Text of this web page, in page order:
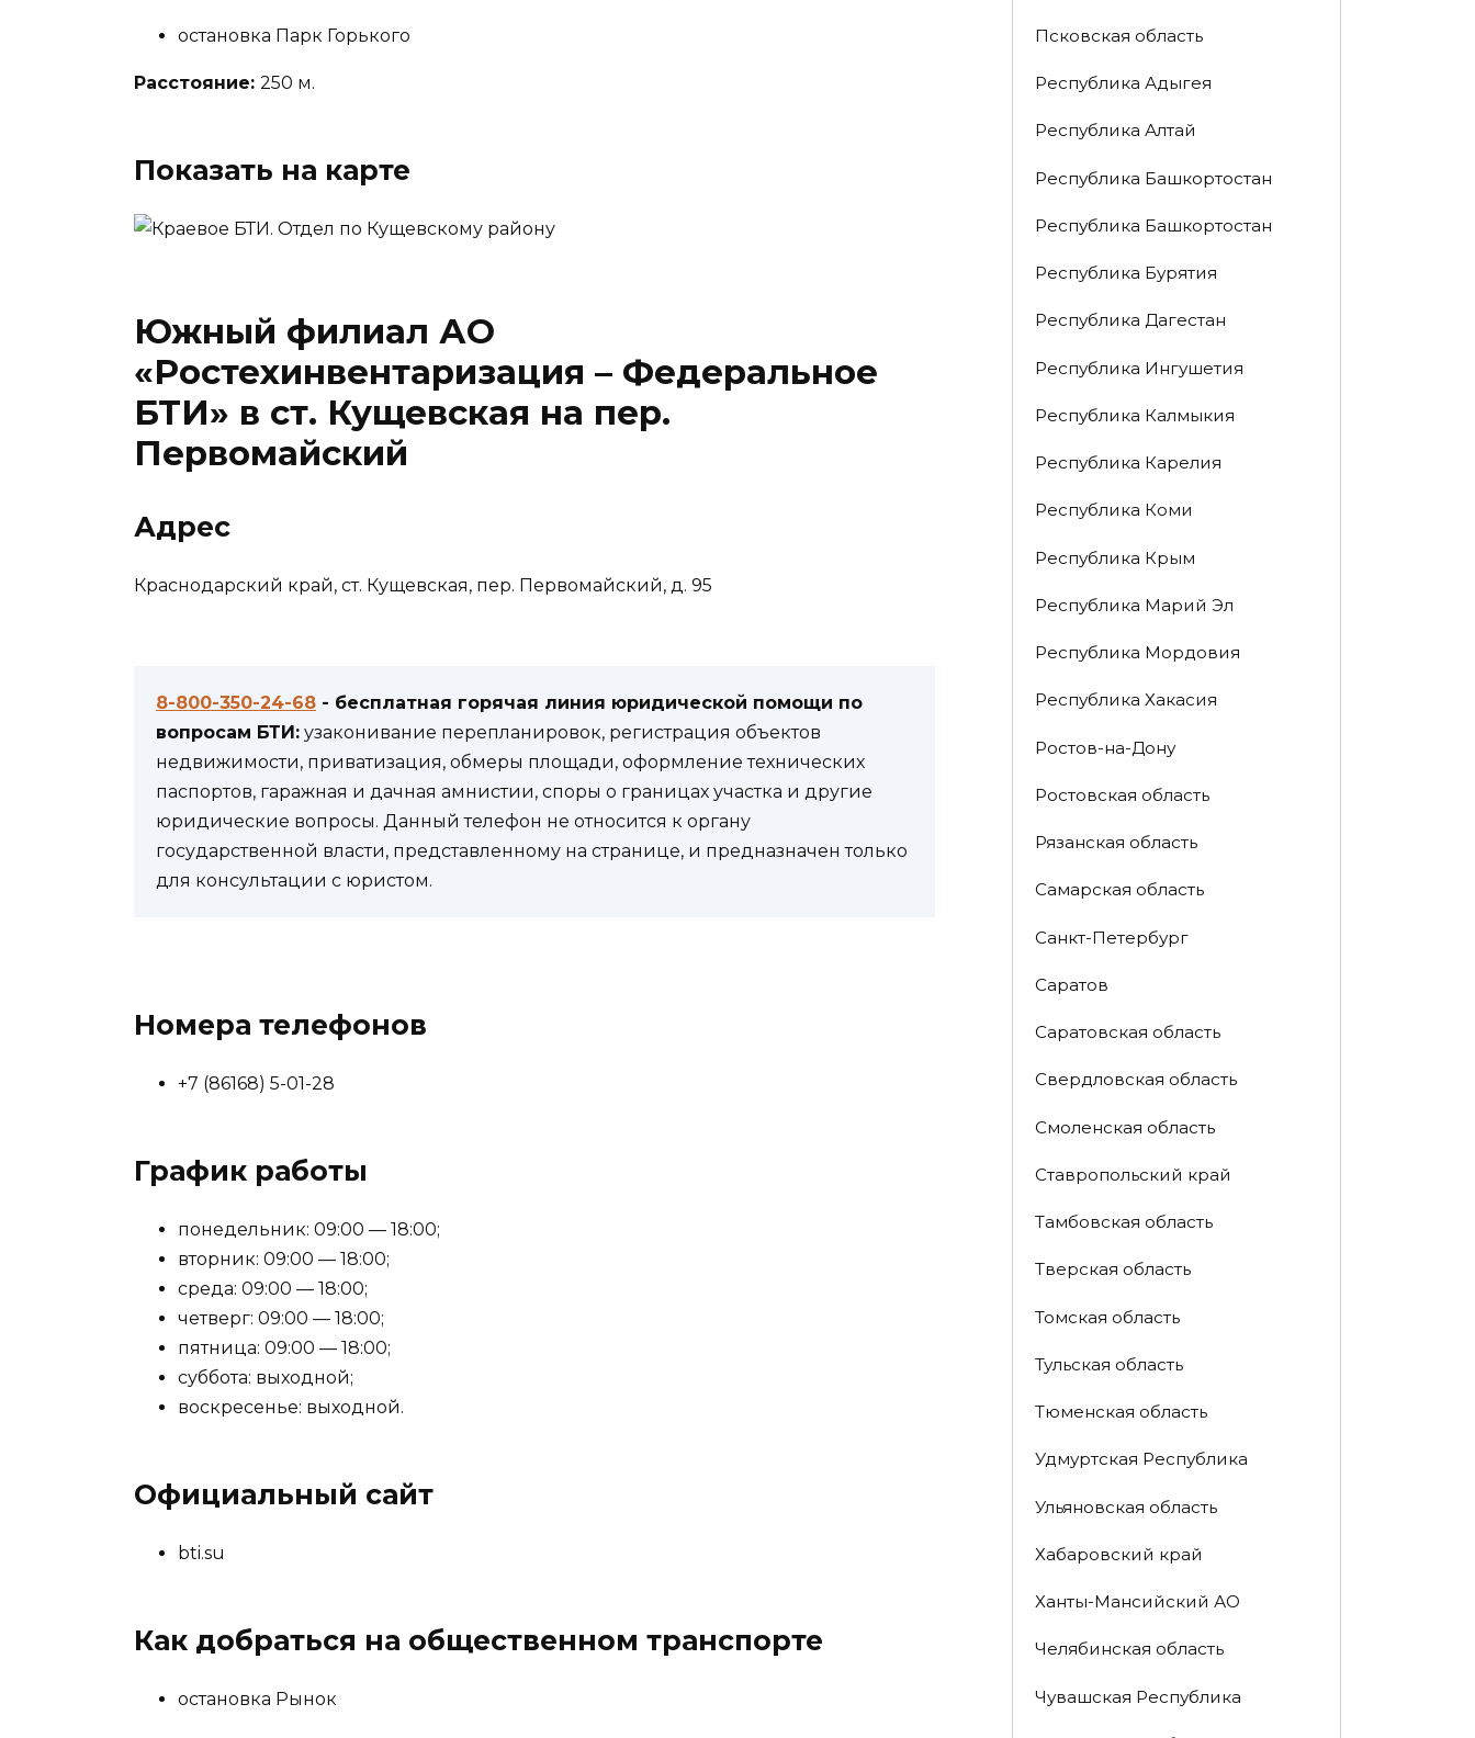
остановка Парк Горького
Расстояние: 250 м.
Показать на карте
Южный филиал АО
«Ростехинвентаризация – Федеральное
БТИ» в ст. Кущевская на пер.
Первомайский
Адрес
Краснодарский край, ст. Кущевская, пер. Первомайский, д. 95
8-800-350-24-68 - бесплатная горячая линия юридической помощи по
вопросам БТИ: узаконивание перепланировок, регистрация объектов
недвижимости, приватизация, обмеры площади, оформление технических
паспортов, гаражная и дачная амнистии, споры о границах участка и другие
юридические вопросы. Данный телефон не относится к органу
государственной власти, представленному на странице, и предназначен только
для консультации с юристом.
Номера телефонов
+7 (86168) 5-01-28
График работы
понедельник: 09:00 — 18:00;
вторник: 09:00 — 18:00;
среда: 09:00 — 18:00;
четверг: 09:00 — 18:00;
пятница: 09:00 — 18:00;
суббота: выходной;
воскресенье: выходной.
Официальный сайт
bti.su
Как добраться на общественном транспорте
остановка Рынок
Псковская область
Республика Адыгея
Республика Алтай
Республика Башкортостан
Республика Башкортостан
Республика Бурятия
Республика Дагестан
Республика Ингушетия
Республика Калмыкия
Республика Карелия
Республика Коми
Республика Крым
Республика Марий Эл
Республика Мордовия
Республика Хакасия
Ростов-на-Дону
Ростовская область
Рязанская область
Самарская область
Санкт-Петербург
Саратов
Саратовская область
Свердловская область
Смоленская область
Ставропольский край
Тамбовская область
Тверская область
Томская область
Тульская область
Тюменская область
Удмуртская Республика
Ульяновская область
Хабаровский край
Ханты-Мансийский АО
Челябинская область
Чувашская Республика